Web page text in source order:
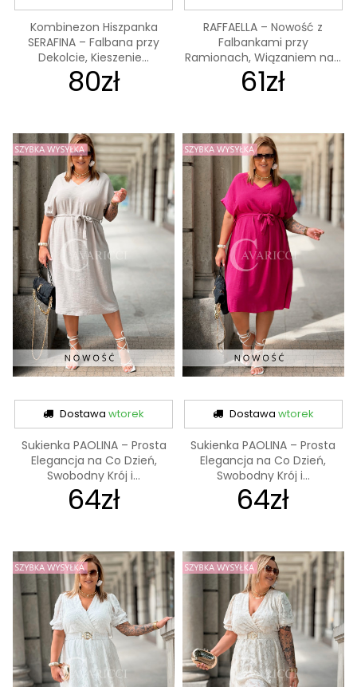
Kombinezon Hiszpanka
SERAFINA – Falbana przy
Dekolcie, Kieszenie...
80zł
RAFFAELLA – Nowość z
Falbankami przy
Ramionach, Wiązaniem na...
61zł
Dostawawtorek
Sukienka PAOLINA – Prosta
Elegancja na Co Dzień,
Swobodny Krój i...
64zł
Dostawa wtorek
Sukienka PAOLINA – Prosta
Elegancja na Co Dzień,
Swobodny Krój i...
64zł